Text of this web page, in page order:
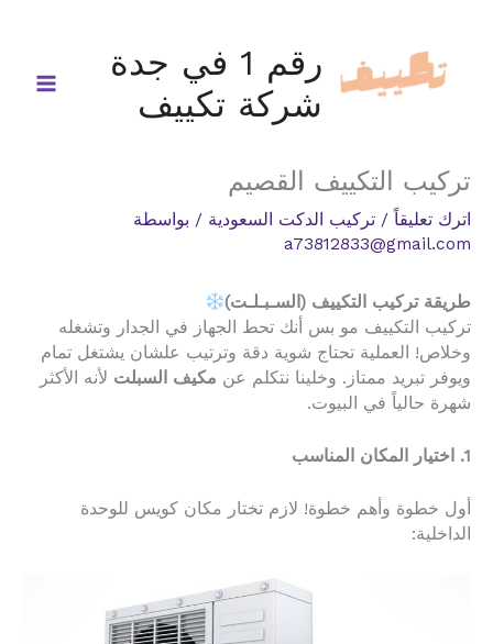
المحتوى
رقم 1 في جدة
شركة تكييف
تركيب التكييف القصيم
اترك تعليقاً / تركيب الدكت السعودية / بواسطة
a73812833@gmail.com
طريقة تركيب التكييف (السـبـلـت)
تركيب التكييف مو بس أنك تحط الجهاز في الجدار وتشغله
وخلاص! العملية تحتاج شوية دقة وترتيب علشان يشتغل تمام
ويوفر تبريد ممتاز. وخلينا نتكلم عن مكيف السبلت لأنه الأكثر
شهرة حالياً في البيوت.
1. اختيار المكان المناسب
أول خطوة وأهم خطوة! لازم تختار مكان كويس للوحدة
الداخلية: